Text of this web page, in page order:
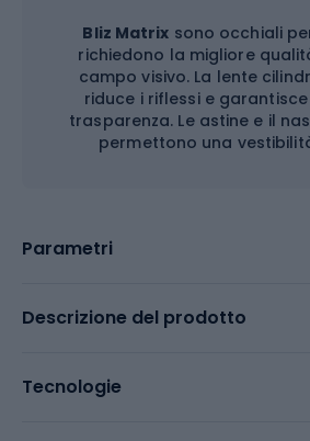
Bliz Matrix sono occhiali
richiedono la migliore
campo visivo. La lente
riduce i riflessi e
trasparenza. Le astine e il
permettono una
Parametri
Descrizione del prodotto
Tecnologie